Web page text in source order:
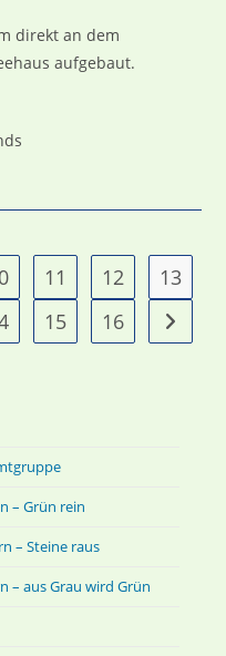
direkt an dem
aufgebaut.
11 12
13
15 16 Gehe
– Grün rein
– Steine raus
– aus Grau wird Grün